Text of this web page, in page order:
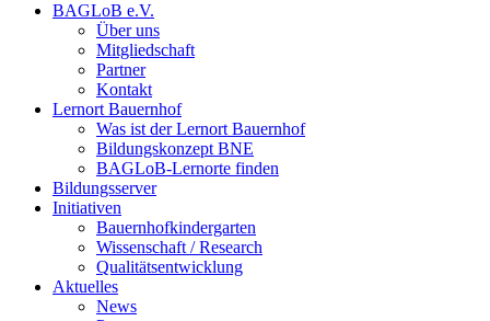
BAGLoB e.V.
Über uns
Mitgliedschaft
Partner
Kontakt
Lernort Bauernhof
Was ist der Lernort Bauernhof
Bildungskonzept BNE
BAGLoB-Lernorte finden
Bildungsserver
Initiativen
Bauernhofkindergarten
Wissenschaft / Research
Qualitätsentwicklung
Aktuelles
News